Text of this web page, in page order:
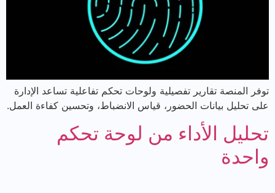
توفر المنصة تقارير تفصيلية ولوحات تحكم تفاعلية تساعد الإدارة
على تحليل بيانات الحضور، قياس الانضباط، وتحسين كفاءة العمل.
تحليل الأداء من لوحة تحكم
واحدة